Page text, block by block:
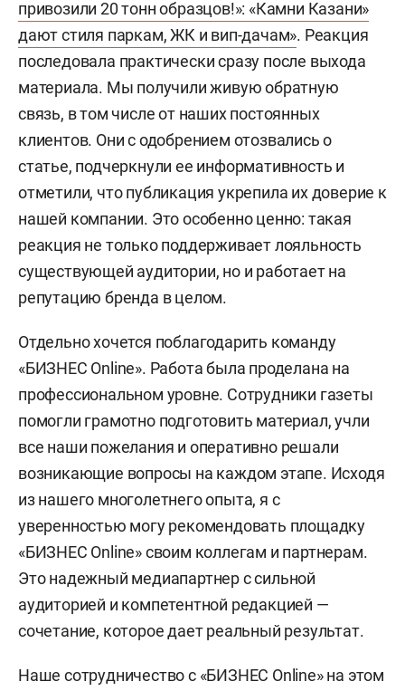
привозили 20 тонн образцов!»: «Камни Казани»
дают стиля паркам, ЖК и вип-дачам». Реакция
последовала практически сразу после выхода
материала. Мы получили живую обратную
связь, в том числе от наших постоянных
клиентов. Они с одобрением отозвались о
статье, подчеркнули ее информативность и
отметили, что публикация укрепила их доверие к
нашей компании. Это особенно ценно: такая
реакция не только поддерживает лояльность
существующей аудитории, но и работает на
репутацию бренда в целом.
Отдельно хочется поблагодарить команду
«БИЗНЕС Online». Работа была проделана на
профессиональном уровне. Сотрудники газеты
помогли грамотно подготовить материал, учли
все наши пожелания и оперативно решали
возникающие вопросы на каждом этапе. Исходя
из нашего многолетнего опыта, я с
уверенностью могу рекомендовать площадку
«БИЗНЕС Online» своим коллегам и партнерам.
Это надежный медиапартнер с сильной
аудиторией и компетентной редакцией —
сочетание, которое дает реальный результат.
Наше сотрудничество с «БИЗНЕС Online» на этом